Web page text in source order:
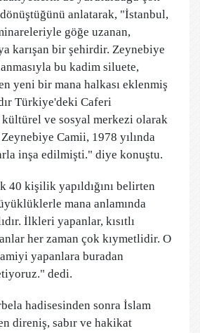
anlatarak, "İstanbul,
göğe uzanan,
karışan bir şehirdir. Zeynebiye
bu kadim siluete,
yeni bir mana halkası eklenmiş
Türkiye'deki Caferi
ve sosyal merkezi olarak
Camii, 1978 yılında
inşa edilmişti." diye konuştu.
40 kişilik yapıldığını belirten
mana anlamında
İlkleri yapanlar, kısıtlı
her zaman çok kıymetlidir. O
yapanlara buradan
dedi.
hadisesinden sonra İslam
direniş, sabır ve hakikat